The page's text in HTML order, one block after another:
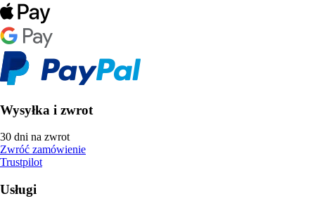
Wysyłka i zwrot
30 dni na zwrot
Zwróć zamówienie
Trustpilot
Usługi